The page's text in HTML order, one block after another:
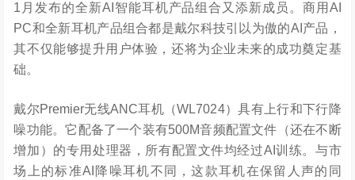
1月发布的全新AI智能耳机产品组合又添新成员。商用AI
PC和全新耳机产品组合都是戴尔科技引以为傲的AI产品，
其不仅能够提升用户体验，还将为企业未来的成功奠定基
础。
戴尔Premier无线ANC耳机（WL7024）具有上行和下行降
噪功能。它配备了一个装有500M音频配置文件（还在不断
增加）的专用处理器，所有配置文件均经过AI训练。与市
场上的标准AI降噪耳机不同，这款耳机在保留人声的同